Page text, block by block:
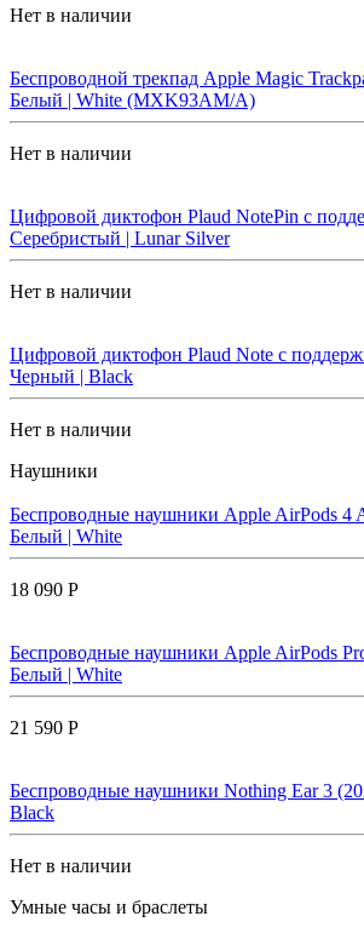
Нет в наличии
Беспроводной трекпад Apple Magic
Белый | White (MXK93AM/A)
Нет в наличии
Цифровой диктофон Plaud NotePin с
Серебристый | Lunar Silver
Нет в наличии
Цифровой диктофон Plaud Note с
Черный | Black
Нет в наличии
Наушники
Беспроводные наушники Apple AirPods 4
Белый | White
18 090 Р
Беспроводные наушники Apple AirPods
Белый | White
21 590 Р
Беспроводные наушники Nothing Ear 3
Black
Нет в наличии
Умные часы и браслеты